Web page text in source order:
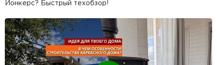
Йонкерс? Быстрый техобзор!